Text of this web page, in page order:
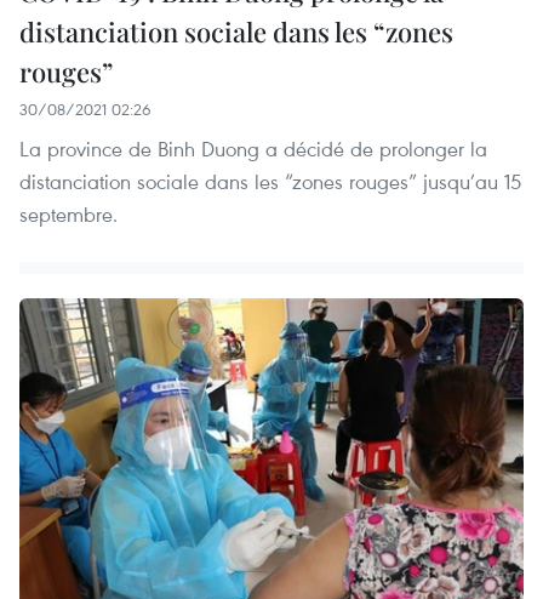
distanciation sociale dans les “zones
rouges”
30/08/2021 02:26
La province de Binh Duong a décidé de prolonger la
distanciation sociale dans les “zones rouges” jusqu’au 15
septembre.